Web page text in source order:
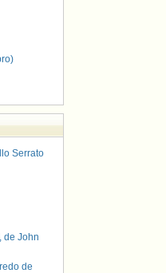
Serrato
de John
de